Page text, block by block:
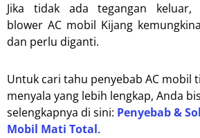
Jika tidak ada tegangan keluar,
blower AC mobil Kijang
dan perlu diganti.
Untuk cari tahu penyebab AC mobil
menyala yang lebih lengkap, Anda
selengkapnya di sini: Penyebab &
Mobil Mati Total.